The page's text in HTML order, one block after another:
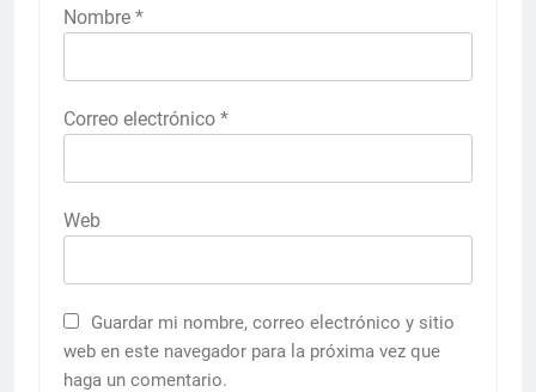
Nombre *
Correo electrónico *
Web
Guardar mi nombre, correo electrónico y sitio
web en este navegador para la próxima vez que
haga un comentario.